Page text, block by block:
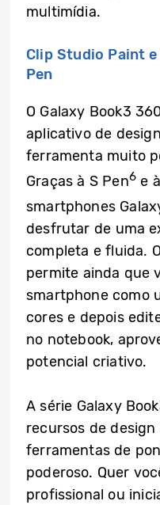
multimídia.
Clip Studio Paint
Pen
O Galaxy Book3
aplicativo de
ferramenta muito
Graças à S Pen6e
smartphones
desfrutar de uma
completa e fluida.
permite ainda que
smartphone como
cores e depois
no notebook,
potencial criativo.
A série Galaxy
recursos de
ferramentas de
poderoso. Quer
profissional ou